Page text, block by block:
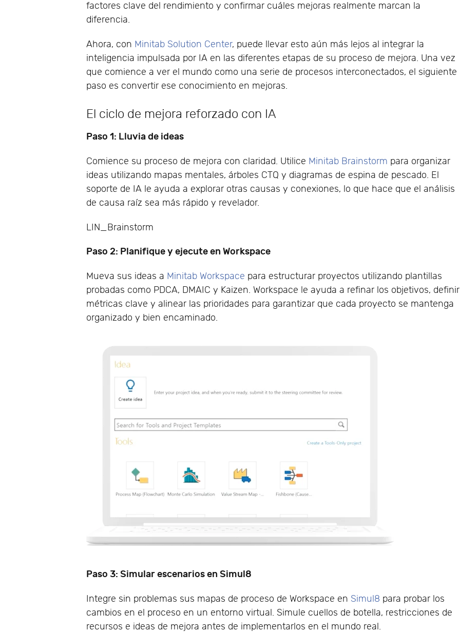
factores clave del rendimiento y confirmar cuáles mejoras realmente marcan la
diferencia.
Ahora, con Minitab Solution Center, puede llevar esto aún más lejos al integrar la
inteligencia impulsada por IA en las diferentes etapas de su proceso de mejora. Una vez
que comience a ver el mundo como una serie de procesos interconectados, el siguiente
paso es convertir ese conocimiento en mejoras.
El ciclo de mejora reforzado con IA
Paso 1: Lluvia de ideas
Comience su proceso de mejora con claridad. Utilice Minitab Brainstorm para organizar
ideas utilizando mapas mentales, árboles CTQ y diagramas de espina de pescado. El
soporte de IA le ayuda a explorar otras causas y conexiones, lo que hace que el análisis
de causa raíz sea más rápido y revelador.
LIN_Brainstorm
Paso 2: Planifique y ejecute en Workspace
Mueva sus ideas a Minitab Workspace para estructurar proyectos utilizando plantillas
probadas como PDCA, DMAIC y Kaizen. Workspace le ayuda a refinar los objetivos, definir
métricas clave y alinear las prioridades para garantizar que cada proyecto se mantenga
organizado y bien encaminado.
Paso 3: Simular escenarios en Simul8
Integre sin problemas sus mapas de proceso de Workspace en Simul8 para probar los
cambios en el proceso en un entorno virtual. Simule cuellos de botella, restricciones de
recursos e ideas de mejora antes de implementarlos en el mundo real.